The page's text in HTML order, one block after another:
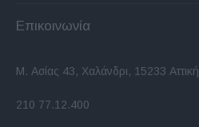
Επικοινωνία
Μ. Ασίας 43, Χαλάνδρι, 15233 Αττική
210 77.12.400